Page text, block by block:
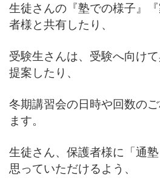
生徒さんの『塾での様子』
者様と共有したり、
受験生さんは、受験へ向け
提案したり、
冬期講習会の日時や回数の
ます。
生徒さん、保護者様に「通
思っていただけるよう、